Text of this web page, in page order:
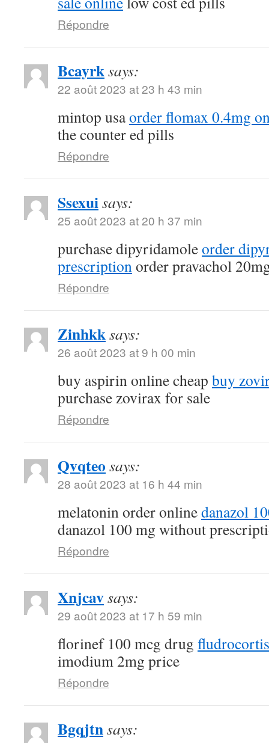
Répondre
Bcayrksays:
22 août 2023 at 23 h 43 min
mintop usaorder flomax 0.4mg
the counter ed pills
Répondre
Ssexuisays:
25 août 2023 at 20 h 37 min
purchase dipyridamoleorder
prescriptionorder pravachol
Répondre
Zinhkksays:
26 août 2023 at 9 h 00 min
buy aspirin online cheap buy
purchase zovirax for sale
Répondre
Qvqteo says:
28 août 2023 at 16 h 44 min
melatonin order onlinedanazol
danazol 100 mg without
Répondre
Xnjcavsays:
29 août 2023 at 17 h 59 min
florinef 100 mcg drug
imodium 2mg price
Répondre
Bgqjtnsays: